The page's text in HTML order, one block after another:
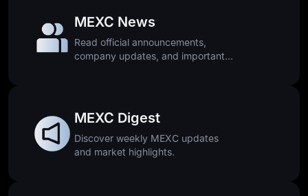
MEXC News
Read official announcements,
company updates, and important
MEXC Digest
Discover weekly MEXC updates
and market highlights.